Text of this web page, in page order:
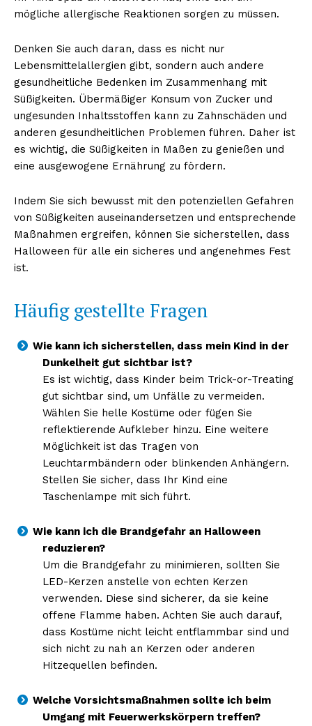
mögliche allergische Reaktionen sorgen zu müssen.
Denken Sie auch daran, dass es nicht nur
Lebensmittelallergien gibt, sondern auch andere
gesundheitliche Bedenken im Zusammenhang mit
Süßigkeiten. Übermäßiger Konsum von Zucker und
ungesunden Inhaltsstoffen kann zu Zahnschäden und
anderen gesundheitlichen Problemen führen. Daher ist
es wichtig, die Süßigkeiten in Maßen zu genießen und
eine ausgewogene Ernährung zu fördern.
Indem Sie sich bewusst mit den potenziellen Gefahren
von Süßigkeiten auseinandersetzen und entsprechende
Maßnahmen ergreifen, können Sie sicherstellen, dass
Halloween für alle ein sicheres und angenehmes Fest
ist.
Häufig gestellte Fragen
Wie kann ich sicherstellen, dass mein Kind in der
Dunkelheit gut sichtbar ist?
Es ist wichtig, dass Kinder beim Trick-or-Treating
gut sichtbar sind, um Unfälle zu vermeiden.
Wählen Sie helle Kostüme oder fügen Sie
reflektierende Aufkleber hinzu. Eine weitere
Möglichkeit ist das Tragen von
Leuchtarmbändern oder blinkenden Anhängern.
Stellen Sie sicher, dass Ihr Kind eine
Taschenlampe mit sich führt.
Wie kann ich die Brandgefahr an Halloween
reduzieren?
Um die Brandgefahr zu minimieren, sollten Sie
LED-Kerzen anstelle von echten Kerzen
verwenden. Diese sind sicherer, da sie keine
offene Flamme haben. Achten Sie auch darauf,
dass Kostüme nicht leicht entflammbar sind und
sich nicht zu nah an Kerzen oder anderen
Hitzequellen befinden.
Welche Vorsichtsmaßnahmen sollte ich beim
Umgang mit Feuerwerkskörpern treffen?